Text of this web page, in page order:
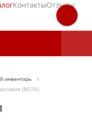
КонтактыОтзывы
инвентарь
(М276)